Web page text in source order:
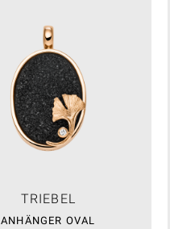
TRIEBEL
ANHÄNGER OVAL